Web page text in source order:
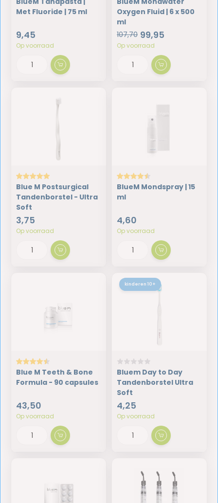
Met Fluoride | 75 ml
9,45
Op voorraad
Oxygen Fluid | 6 x 500
ml
107,70 99,95
Op voorraad
Blue M Postsurgical
Tandenborstel - Ultra
Soft
3,75
Op voorraad
BlueM Mondspray | 15
ml
4,60
Op voorraad
Blue M Teeth & Bone
Formula - 90 capsules
43,50
Op voorraad
kinderen 10+
Bluem Day to Day
Tandenborstel Ultra
Soft
4,25
Op voorraad